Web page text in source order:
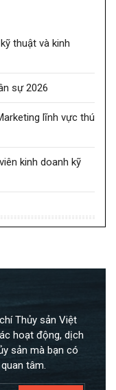
thuật và kinh
sự 2026
lĩnh vực thú
kinh doanh kỹ
Thủy sản Việt
hoạt động, dịch
sản mà bạn có
tâm.